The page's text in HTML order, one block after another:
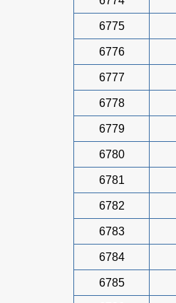
6775
6776
6777
6778
6779
6780
6781
6782
6783
6784
6785